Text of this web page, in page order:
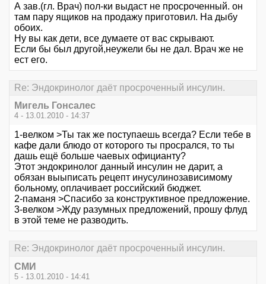
А зав.(гл. Врач) пол-ки выдаст не просроченный. он
там пару ящиков на продажу приготовил. На дыбу
обоих.
Ну вы как дети, все думаете от вас скрывают.
Если бы был другой,неужели бы не дал. Врач же не
ест его.
Re: Эндокринолог даёт просроченный инсулин.
Мигель Гонсалес
4 - 13.01.2010 - 14:37
1-велком >Ты так же поступаешь всегда? Если тебе в
кафе дали блюдо от которого ты просрался, то ты
дашь ещё больше чаевых официанту?
Этот эндокринолог данный инсулин не дарит, а
обязан выыписать рецепт инусулинозависимому
больному, оплачивает российский бюджет.
2-паманя >Спасибо за конструктивное предложение.
3-велком >Жду разумных предложений, прошу флуд
в этой теме не разводить.
Re: Эндокринолог даёт просроченный инсулин.
СМИ
5 - 13.01.2010 - 14:41